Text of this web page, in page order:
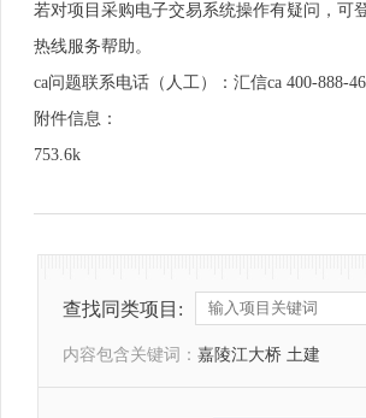
若对项目采购电子交易系统操作有疑问，可
热线服务帮助。
ca问题联系电话（人工）：汇信ca 400-888-
附件信息：
753.6k
查找同类项目:
内容包含关键词： 嘉陵江大桥 土建